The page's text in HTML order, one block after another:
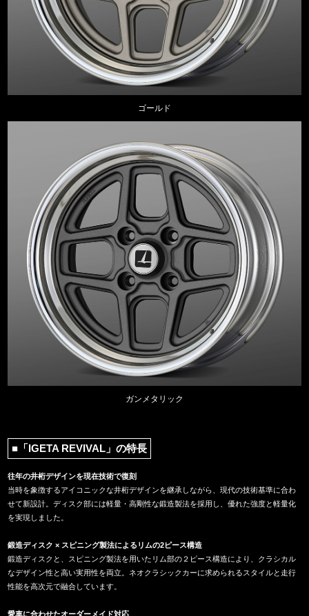
ゴールド
ガンメタリック
■「IGETA REVIVAL」の特長
往年の井桁デザインを現在技術で復刻
当時を象徴するアイコニックな井桁デザインを継承しながら、現代の技術基準に合わ
せて新設計。ディスク部には軽量・高剛性な鍛造製法を採用し、優れた強度と軽量化
を実現しました。
鍛造ディスク × スピニング製法によるリムの2ピース構造
鍛造ディスクと、スピニング製法を用いたリム部の２ピース構造により、クラシカル
なデザイン性と高い実用性を両立。ネオクラシックカーに求められるスタイルと走行
性能を高次元で融合しています。
愛車に合わせたオーダーメイド対応